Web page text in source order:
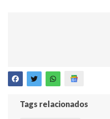
Tags relacionados